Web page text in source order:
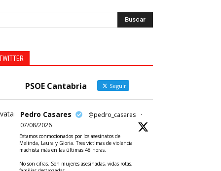
PSOE Cantabria Seguir
Pedro Casares @pedro_casares
·
07/08/2026
Estamos conmocionados por los asesinatos de
Melinda, Laura y Gloria. Tres víctimas de violencia
machista más en las últimas 48 horas.
No son cifras. Son mujeres asesinadas, vidas rotas,